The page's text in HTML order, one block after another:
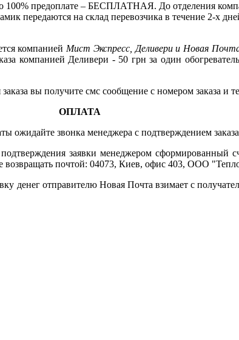
100% предоплате – БЕСПЛАТНАЯ. До отделения
передаются на склад перевозчика в течение 2-х
компанией Мист Экспресс, Деливери и Новая
компанией Деливери - 50 грн за один
вы получите смс сообщение с номером заказа и
ОПЛАТА
ожидайте звонка менеджера с подтверждением
заявки менеджером сформированный
возвращать почтой: 04073, Киев, офис 403, ООО
денег отправителю Новая Почта взимает с